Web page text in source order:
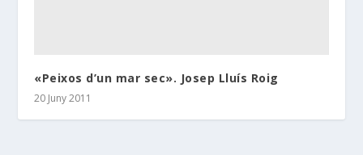
«Peixos d’un mar sec». Josep Lluís Roig
20 Juny 2011